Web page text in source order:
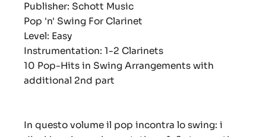
Publisher: Schott Music
Pop 'n' Swing For Clarinet
Level: Easy
Instrumentation: 1-2 Clarinets
10 Pop-Hits in Swing Arrangements with
additional 2nd part
In questo volume il pop incontra lo swing: i